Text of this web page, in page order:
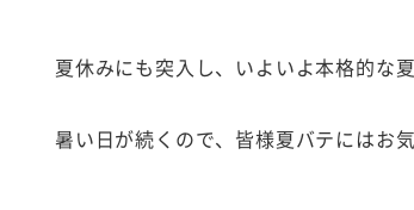
夏休みにも突入し、いよいよ本格的な
暑い日が続くので、皆様夏バテにはお